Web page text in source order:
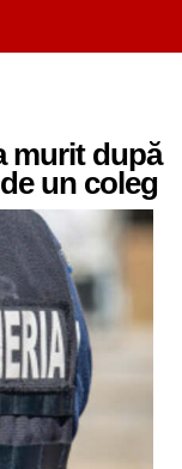
murit după
un coleg